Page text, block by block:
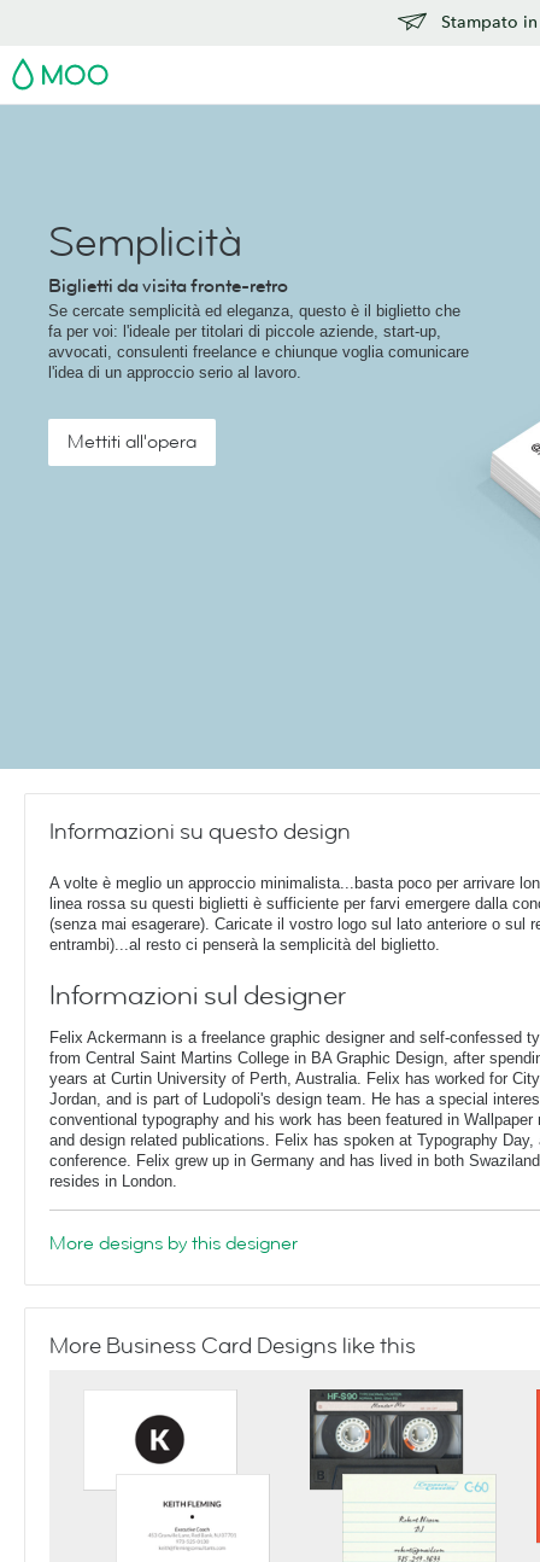
Stampato
MOO
Semplicità
Biglietti da visita fronte-retro
Se cercate semplicità ed eleganza, questo è il biglietto che
fa per voi: l'ideale per titolari di piccole aziende, start-up,
avvocati, consulenti freelance e chiunque voglia comunicare
l'idea di un approccio serio al lavoro.
Mettiti all'opera
Informazioni su questo design
A volte è meglio un approccio minimalista...basta poco per arrivare
linea rossa su questi biglietti è sufficiente per farvi emergere dalla
(senza mai esagerare). Caricate il vostro logo sul lato anteriore o sul
entrambi)...al resto ci penserà la semplicità del biglietto.
Informazioni sul designer
Felix Ackermann is a freelance graphic designer and self-confessed
from Central Saint Martins College in BA Graphic Design, after
years at Curtin University of Perth, Australia. Felix has worked for
Jordan, and is part of Ludopoli's design team. He has a special
conventional typography and his work has been featured in
and design related publications. Felix has spoken at Typography
conference. Felix grew up in Germany and has lived in both
resides in London.
More designs by this designer
More Business Card Designs like this